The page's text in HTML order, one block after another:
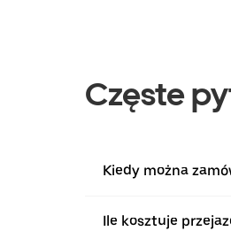
Częste
Kiedy można
Ile kosztuje